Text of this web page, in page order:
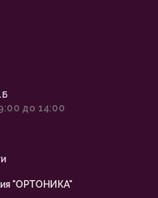
до 14:00
"ОРТОНИКА"